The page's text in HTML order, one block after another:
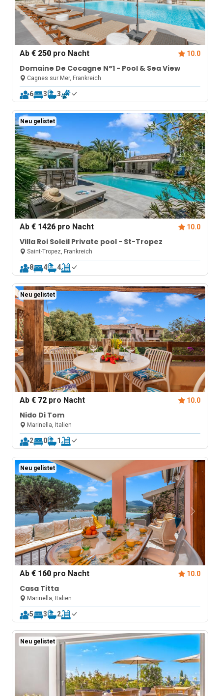
Ab€ 250 pro Nacht 10.0
Domaine De Cocagne N°1 - Pool & Sea View
Cagnes sur Mer, Frankreich
6 3 3
Neu gelistet
Ab€ 1426 pro Nacht 10.0
Villa Roi Soleil Private pool - St-Tropez
Saint-Tropez, Frankreich
8 4 4
Neu gelistet
Ab€ 72 pro Nacht 10.0
Nido Di Tom
Marinella, Italien
2 0 1
Neu gelistet
Ab€ 160 pro Nacht 10.0
Casa Titta
Marinella, Italien
5 3 2
Neu gelistet